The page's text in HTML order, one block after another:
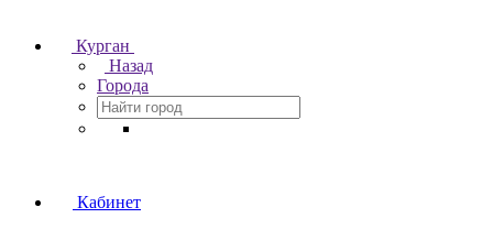
Курган
Назад
Города
Кабинет